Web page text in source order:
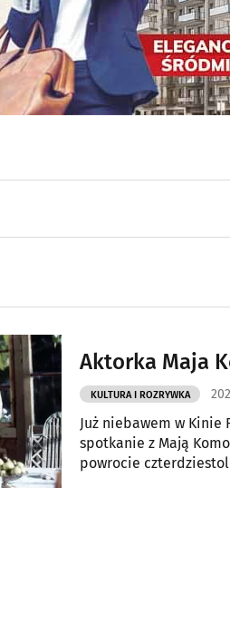
Aktorka Maja
KULTURA I ROZRYWKA
Już niebawem w
spotkanie z Mają
powrocie